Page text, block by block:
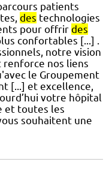
patients
des technologies
pour offrir des
confortables [...] .
notre vision
nos liens
le Groupement
[...] et excellence,
votre hôpital
et toutes les
souhaitent une